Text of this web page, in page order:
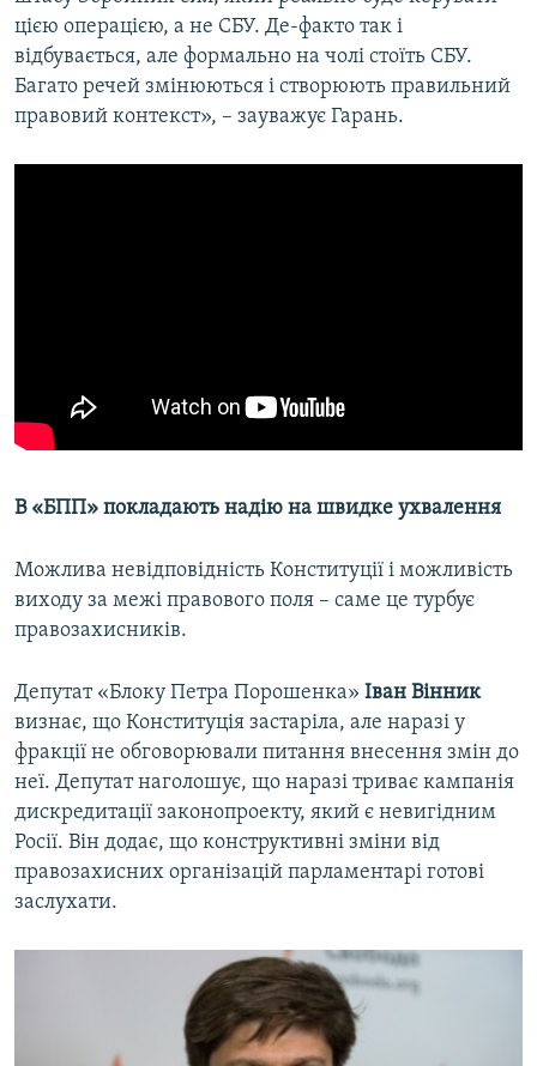
цією операцією, а не СБУ. Де-факто так і
відбувається, але формально на чолі стоїть СБУ.
Багато речей змінюються і створюють правильний
правовий контекст», – зауважує Гарань.
В «БПП» покладають надію на швидке ухвалення
Можлива невідповідність Конституції і можливість
виходу за межі правового поля – саме це турбує
правозахисників.
Депутат «Блоку Петра Порошенка» Іван Вінник
визнає, що Конституція застаріла, але наразі у
фракції не обговорювали питання внесення змін до
неї. Депутат наголошує, що наразі триває кампанія
дискредитації законопроекту, який є невигідним
Росії. Він додає, що конструктивні зміни від
правозахисних організацій парламентарі готові
заслухати.